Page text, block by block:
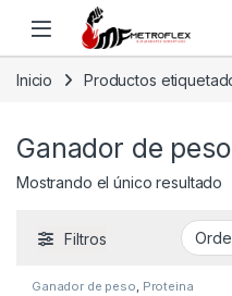
Saltar a la navegación
Saltar al contenido
Inicio Productos
Ganador de peso
Mostrando el único resultado
Filtros
Ganador de peso, Proteina